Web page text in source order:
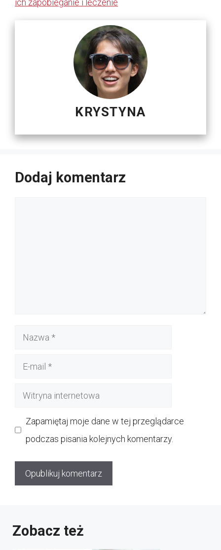
KRYSTYNA
Dodaj komentarz
Nazwa
Witryna
Zapamiętaj moje dane w tej przeglądarce
podczas pisania kolejnych komentarzy.
Zobacz też